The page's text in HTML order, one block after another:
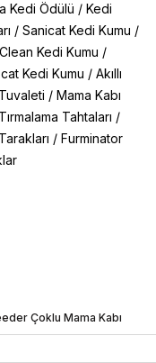
Kedi Ödülü / Kedi
/ Sanicat Kedi Kumu /
Kedi Kumu /
Kedi Kumu / Akıllı
/ Mama Kabı
Tahtaları /
/ Furminator
Çoklu Mama Kabı